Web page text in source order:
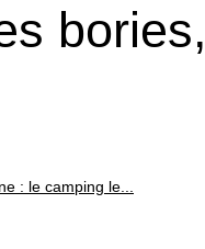
: le camping le...